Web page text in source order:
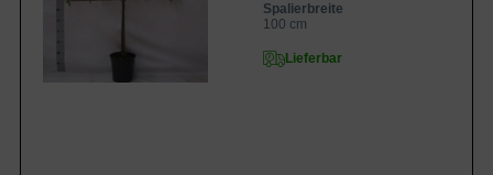
Spalierbreite
100 cm
Lieferbar